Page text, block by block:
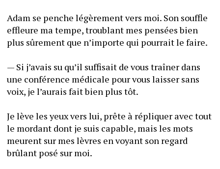
Adam se penche légèrement vers moi. Son souffle
effleure ma tempe, troublant mes pensées bien
— Si j’avais su qu’il suffisait de vous traîner dans
une conférence médicale pour vous laisser sans
voix, je l’aurais fait bien plus tôt.
Je lève les yeux vers lui, prête à répliquer avec tout
le mordant dont je suis capable, mais les mots
meurent sur mes lèvres en voyant son regard